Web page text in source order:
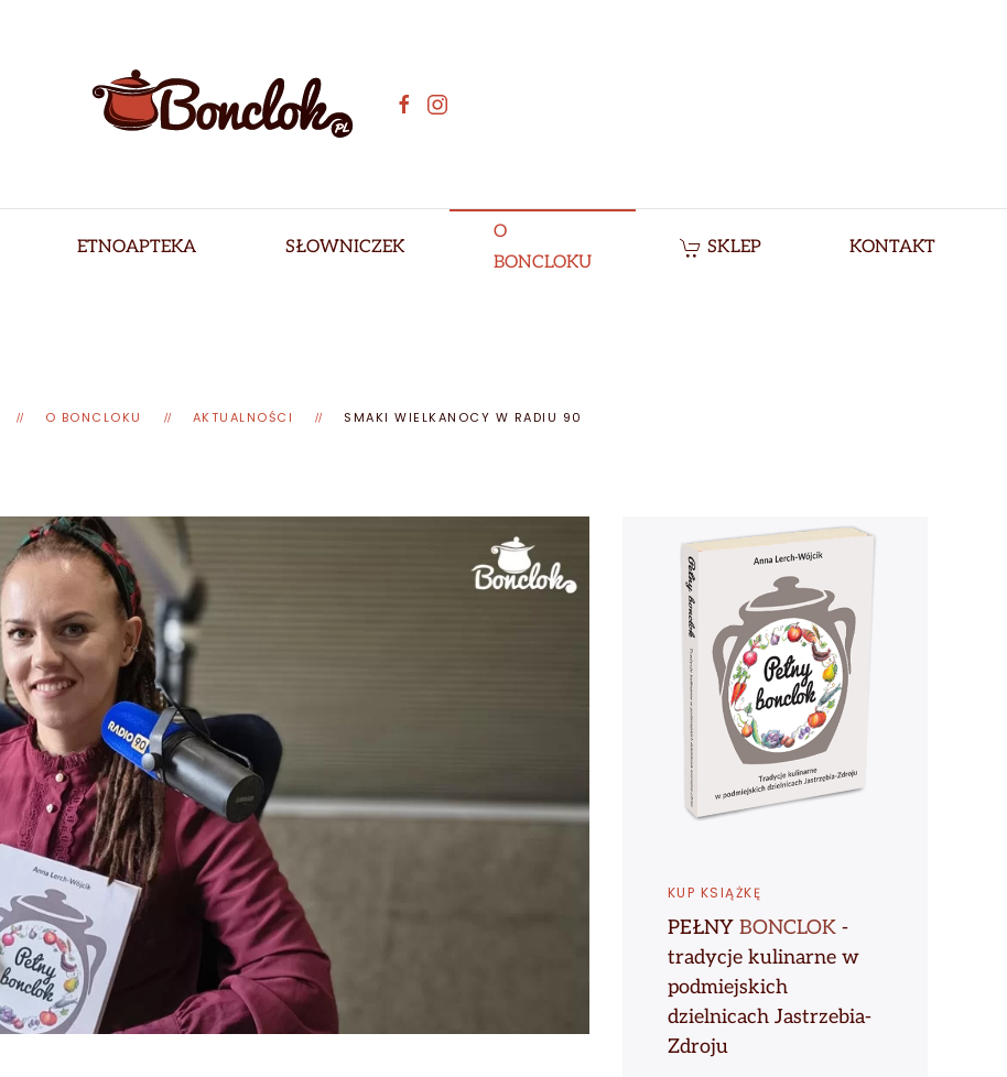
ETNOAPTEKA SŁOWNICZEK
O
BONCLOKU
SKLEP KONTAKT
O BONCLOKU AKTUALNOŚCI SMAKI WIELKANOCY W RADIU 90
KUP KSIĄŻKĘ
PEŁNY BONCLOK-
tradycje kulinarne w
podmiejskich
dzielnicach Jastrzebia-
Zdroju